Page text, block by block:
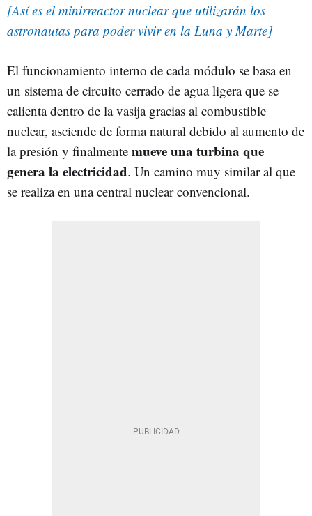
[Así es el minirreactor nuclear que utilizarán los
astronautas para poder vivir en la Luna y Marte]
El funcionamiento interno de cada módulo se basa en
un sistema de circuito cerrado de agua ligera que se
calienta dentro de la vasija gracias al combustible
nuclear, asciende de forma natural debido al aumento de
la presión y finalmente mueve una turbina que
genera la electricidad. Un camino muy similar al que
se realiza en una central nuclear convencional.